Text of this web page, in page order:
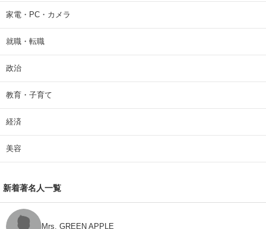
家電・PC・カメラ
就職・転職
政治
教育・子育て
経済
美容
新着著名人一覧
Mrs. GREEN APPLE